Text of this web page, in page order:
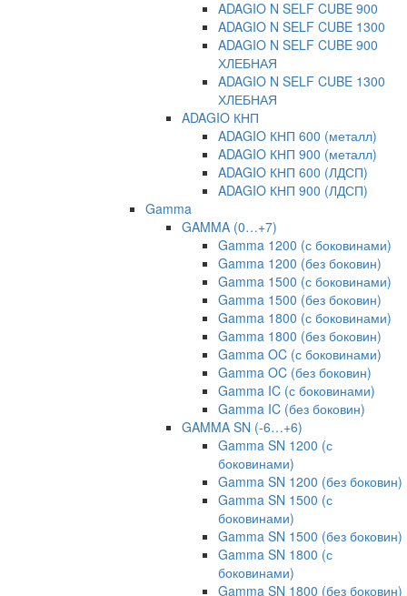
ADAGIO N SELF CUBE 900
ADAGIO N SELF CUBE 1300
ADAGIO N SELF CUBE 900
ХЛЕБНАЯ
ADAGIO N SELF CUBE 1300
ХЛЕБНАЯ
ADAGIO КНП
ADAGIO КНП 600 (металл)
ADAGIO КНП 900 (металл)
ADAGIO КНП 600 (ЛДСП)
ADAGIO КНП 900 (ЛДСП)
Gamma
GAMMA (0…+7)
Gamma 1200 (с боковинами)
Gamma 1200 (без боковин)
Gamma 1500 (с боковинами)
Gamma 1500 (без боковин)
Gamma 1800 (с боковинами)
Gamma 1800 (без боковин)
Gamma OC (с боковинами)
Gamma OC (без боковин)
Gamma IC (с боковинами)
Gamma IC (без боковин)
GAMMA SN (-6…+6)
Gamma SN 1200 (с
боковинами)
Gamma SN 1200 (без боковин)
Gamma SN 1500 (с
боковинами)
Gamma SN 1500 (без боковин)
Gamma SN 1800 (с
боковинами)
Gamma SN 1800 (без боковин)